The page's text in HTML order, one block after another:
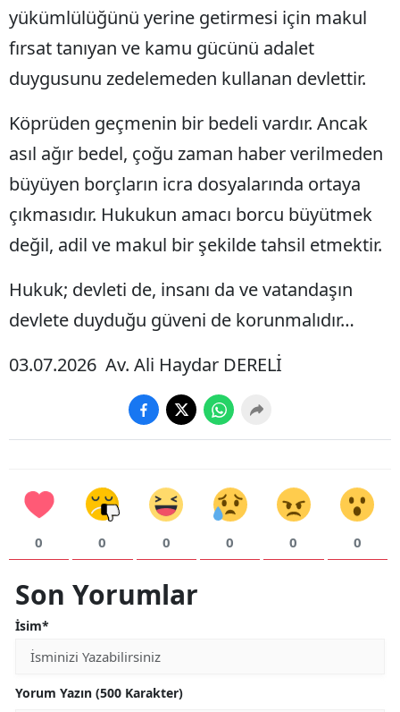
yükümlülüğünü yerine getirmesi için makul
fırsat tanıyan ve kamu gücünü adalet
duygusunu zedelemeden kullanan devlettir.
Köprüden geçmenin bir bedeli vardır. Ancak
asıl ağır bedel, çoğu zaman haber verilmeden
büyüyen borçların icra dosyalarında ortaya
çıkmasıdır. Hukukun amacı borcu büyütmek
değil, adil ve makul bir şekilde tahsil etmektir.
Hukuk; devleti de, insanı da ve vatandaşın
devlete duyduğu güveni de korunmalıdır…
03.07.2026 Av. Ali Haydar DERELİ
0 0 0 0 0 0
Son Yorumlar
İsim*
Yorum Yazın (500 Karakter)